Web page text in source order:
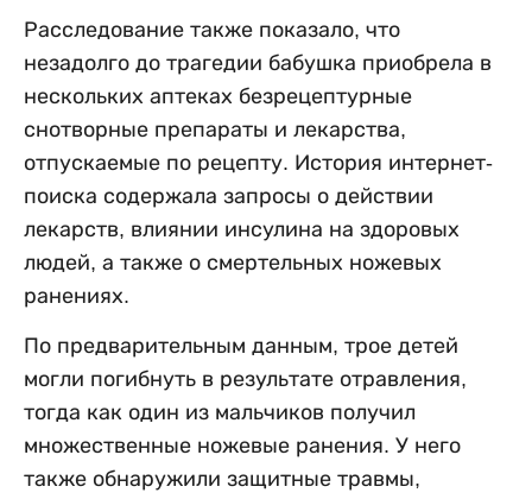
Расследование также показало, что
незадолго до трагедии бабушка приобрела в
нескольких аптеках безрецептурные
снотворные препараты и лекарства,
отпускаемые по рецепту. История интернет-
поиска содержала запросы о действии
лекарств, влиянии инсулина на здоровых
людей, а также о смертельных ножевых
ранениях.
По предварительным данным, трое детей
могли погибнуть в результате отравления,
тогда как один из мальчиков получил
множественные ножевые ранения. У него
также обнаружили защитные травмы,